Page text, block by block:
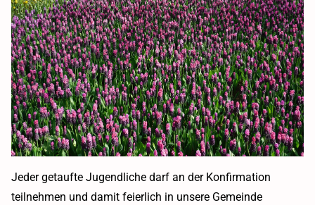
Jeder getaufte Jugendliche darf an der Konfirmation
teilnehmen und damit feierlich in unsere Gemeinde